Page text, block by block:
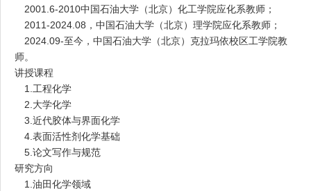
2001.6-2010中国石油大学（北京）化工学院应化系教师；
2011-2024.08 ，中国石油大学（北京）理学院应化系教师；
2024.09-至今，中国石油大学（北京）克拉玛依校区工学院教
师。
讲授课程
1. 工程化学
2. 大学化学
3. 近代胶体与界面化学
4. 表面活性剂化学基础
5. 论文写作与规范
研究方向
1. 油田化学领域